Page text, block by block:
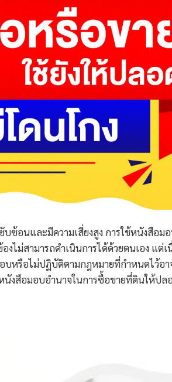
ซ้อนและมีความเสี่ยงสูง การใช้หนังสือม
งไม่สามารถดำเนินการได้ด้วยตนเอง แ
บหรือไม่ปฏิบัติตามกฎหมายที่กำหนดไว้อ
หนังสือมอบอำนาจในการซื้อขายที่ดินให้ป